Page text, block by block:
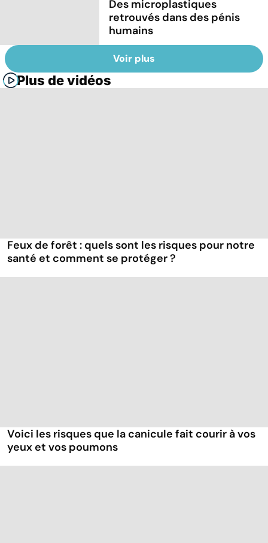
Des microplastiques
retrouvés dans des pénis
humains
Voir plus
Plus de vidéos
Feux de forêt : quels sont les risques pour notre
santé et comment se protéger ?
Voici les risques que la canicule fait courir à vos
yeux et vos poumons